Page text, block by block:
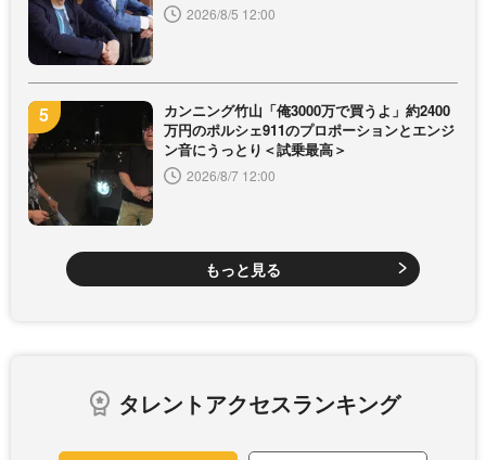
2026/8/5 12:00
カンニング竹山「俺3000万で買うよ」約2400
万円のポルシェ911のプロポーションとエンジ
ン音にうっとり＜試乗最高＞
2026/8/7 12:00
もっと見る
タレントアクセスランキング